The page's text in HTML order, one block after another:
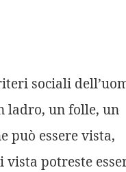
sociali
ladro, un folle, un
può essere vista,
potreste